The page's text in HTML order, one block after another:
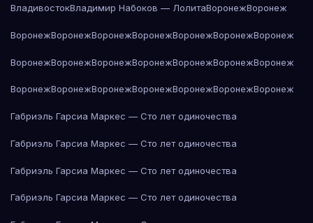
ВладивостокВладимир Набоков — ЛолитаВоронежВоронеж
ВоронежВоронежВоронежВоронежВоронежВоронежВоронеж
ВоронежВоронежВоронежВоронежВоронежВоронежВоронеж
ВоронежВоронежВоронежВоронежВоронежВоронежВоронеж
Габриэль Гарсиа Маркес — Сто лет одиночества
Габриэль Гарсиа Маркес — Сто лет одиночества
Габриэль Гарсиа Маркес — Сто лет одиночества
Габриэль Гарсиа Маркес — Сто лет одиночества